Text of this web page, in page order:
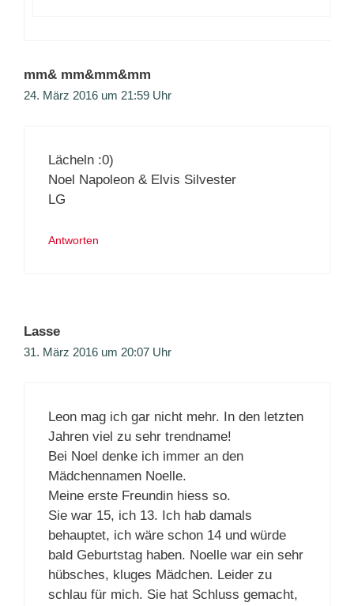
mm& mm&mm&mm
24. März 2016 um 21:59 Uhr
Lächeln :0)
Noel Napoleon & Elvis Silvester
LG
Antworten
Lasse
31. März 2016 um 20:07 Uhr
Leon mag ich gar nicht mehr. In den letzten
Jahren viel zu sehr trendname!
Bei Noel denke ich immer an den
Mädchennamen Noelle.
Meine erste Freundin hiess so.
Sie war 15, ich 13. Ich hab damals
behauptet, ich wäre schon 14 und würde
bald Geburtstag haben. Noelle war ein sehr
hübsches, kluges Mädchen. Leider zu
schlau für mich. Sie hat Schluss gemacht,